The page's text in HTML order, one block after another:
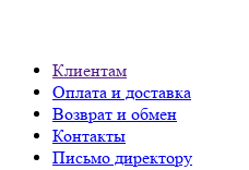
Клиентам
Оплата и доставка
Возврат и обмен
Контакты
Письмо директору